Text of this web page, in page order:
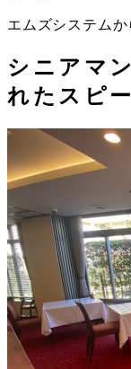
エムズシステム
シニアマ
れたスピ